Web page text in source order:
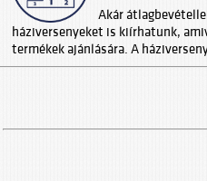
Akár
háziversenyeket is kiírhatunk,
termékek ajánlására. A